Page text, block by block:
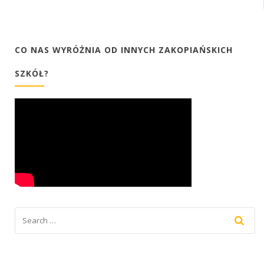
CO NAS WYRÓŻNIA OD INNYCH ZAKOPIAŃSKICH
SZKÓŁ?